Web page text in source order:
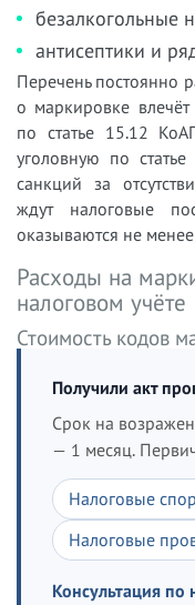
безалкогольные
антисептики и
Перечень постоянно
о маркировке влечёт
по статье 15.12
уголовную по
санкций за
ждут налоговые
оказываются не
Расходы на
налоговом учёте
Стоимость кодов
Получили акт
Срок на
— 1 месяц.
Налоговые
Налоговые
Консультация по